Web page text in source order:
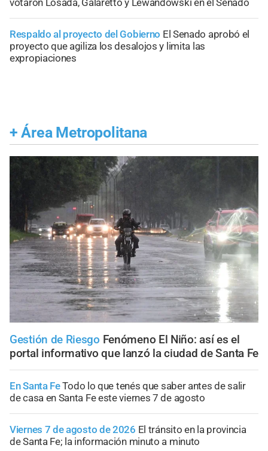
Respaldo al proyecto del Gobierno El Senado aprobó el
proyecto que agiliza los desalojos y limita las
expropiaciones
+ Área Metropolitana
Gestión de Riesgo Fenómeno El Niño: así es el
portal informativo que lanzó la ciudad de Santa Fe
En Santa FeTodo lo que tenés que saber antes de salir
de casa en Santa Fe este viernes 7 de agosto
Viernes 7 de agosto de 2026 El tránsito en la provincia
de Santa Fe; la información minuto a minuto